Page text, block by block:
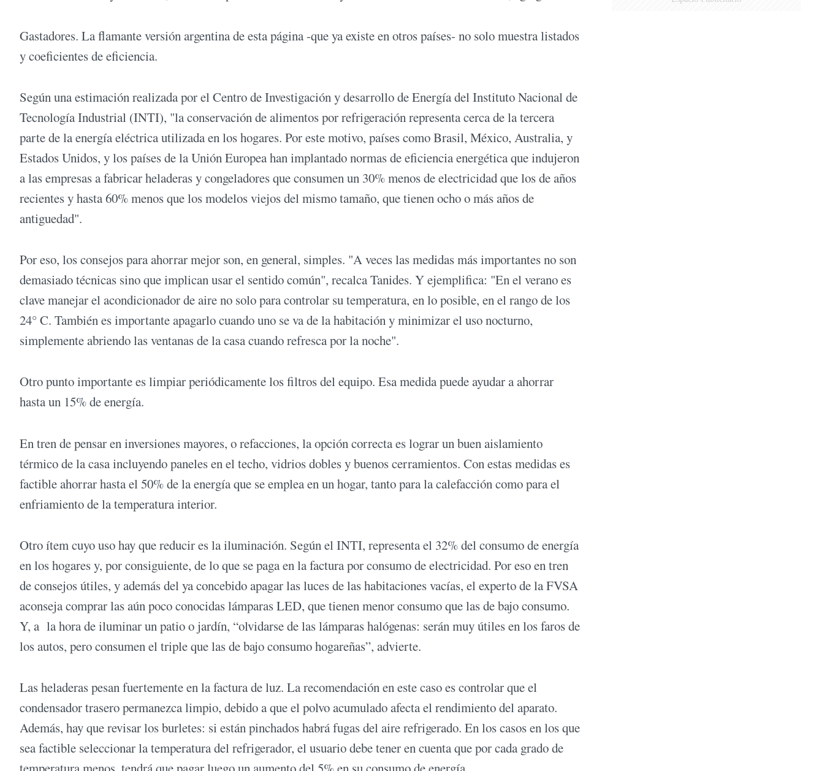
Gastadores. La flamante versión argentina de esta página -que ya existe en otros países- no solo muestra listados
y coeficientes de eficiencia.
Según una estimación realizada por el Centro de Investigación y desarrollo de Energía del Instituto Nacional de
Tecnología Industrial (INTI), "la conservación de alimentos por refrigeración representa cerca de la tercera
parte de la energía eléctrica utilizada en los hogares. Por este motivo, países como Brasil, México, Australia, y
Estados Unidos, y los países de la Unión Europea han implantado normas de eficiencia energética que indujeron
a las empresas a fabricar heladeras y congeladores que consumen un 30% menos de electricidad que los de años
recientes y hasta 60% menos que los modelos viejos del mismo tamaño, que tienen ocho o más años de
antiguedad".
Por eso, los consejos para ahorrar mejor son, en general, simples. "A veces las medidas más importantes no son
demasiado técnicas sino que implican usar el sentido común", recalca Tanides. Y ejemplifica: "En el verano es
clave manejar el acondicionador de aire no solo para controlar su temperatura, en lo posible, en el rango de los
24° C. También es importante apagarlo cuando uno se va de la habitación y minimizar el uso nocturno,
simplemente abriendo las ventanas de la casa cuando refresca por la noche".
Otro punto importante es limpiar periódicamente los filtros del equipo. Esa medida puede ayudar a ahorrar
hasta un 15% de energía.
En tren de pensar en inversiones mayores, o refacciones, la opción correcta es lograr un buen aislamiento
térmico de la casa incluyendo paneles en el techo, vidrios dobles y buenos cerramientos. Con estas medidas es
factible ahorrar hasta el 50% de la energía que se emplea en un hogar, tanto para la calefacción como para el
enfriamiento de la temperatura interior.
Otro ítem cuyo uso hay que reducir es la iluminación. Según el INTI, representa el 32% del consumo de energía
en los hogares y, por consiguiente, de lo que se paga en la factura por consumo de electricidad. Por eso en tren
de consejos útiles, y además del ya concebido apagar las luces de las habitaciones vacías, el experto de la FVSA
aconseja comprar las aún poco conocidas lámparas LED, que tienen menor consumo que las de bajo consumo.
Y, a la hora de iluminar un patio o jardín, “olvidarse de las lámparas halógenas: serán muy útiles en los faros de
los autos, pero consumen el triple que las de bajo consumo hogareñas”, advierte.
Las heladeras pesan fuertemente en la factura de luz. La recomendación en este caso es controlar que el
condensador trasero permanezca limpio, debido a que el polvo acumulado afecta el rendimiento del aparato.
Además, hay que revisar los burletes: si están pinchados habrá fugas del aire refrigerado. En los casos en los que
sea factible seleccionar la temperatura del refrigerador, el usuario debe tener en cuenta que por cada grado de